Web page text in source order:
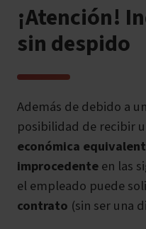
¡Atención!
sin despido
Además de debido a
posibilidad de recibir
económica
improcedenteen las
el empleado puede
contrato (sin ser una